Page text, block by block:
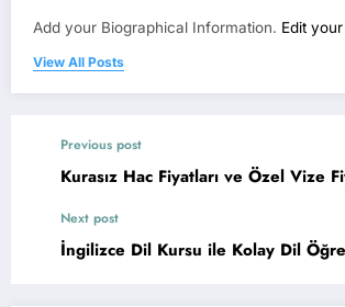
Add your Biographical Information. Edit
View All Posts
Previous post
Kurasız Hac Fiyatları ve Özel Vize
Next post
İngilizce Dil Kursu ile Kolay Dil